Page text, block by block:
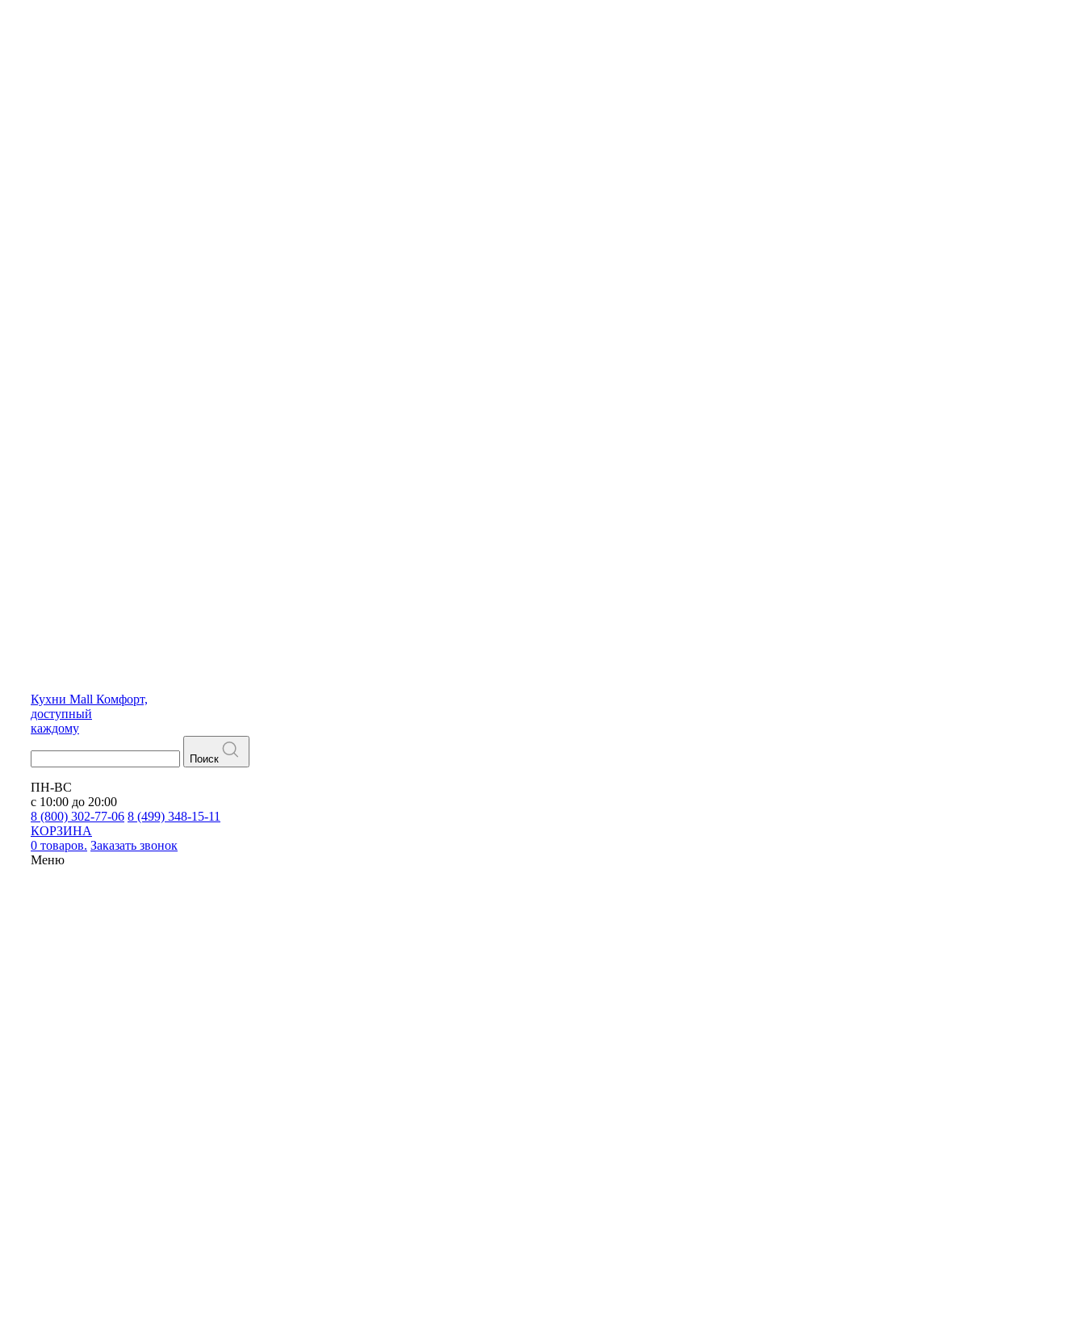
Кухни Mall Комфорт,
доступный
каждому
Поиск
ПН-ВС
с 10:00 до 20:00
8 (800) 302-77-06 8 (499) 348-15-11
КОРЗИНА
0 товаров. Заказать звонок
Меню